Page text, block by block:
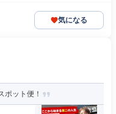
気になる
ポット便！